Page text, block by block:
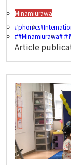
Minamiurawa
phonics
#Minamiurawa
Article